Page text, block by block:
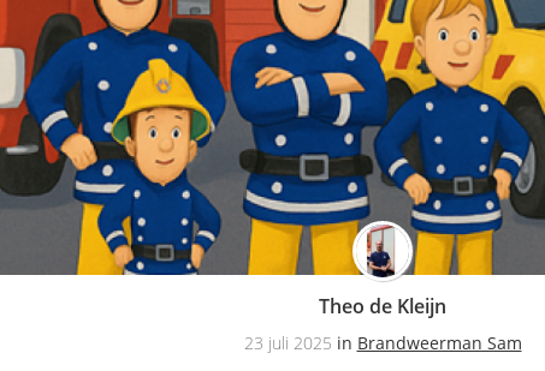
Theo de Kleijn
23 juli 2025 in Brandweerman Sam